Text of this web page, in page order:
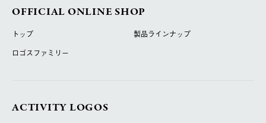
OFFICIAL ONLINE SHOP
トップ
製品ラインナップ
ロゴスファミリー
ACTIVITY LOGOS